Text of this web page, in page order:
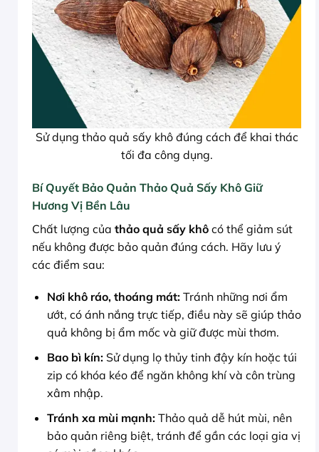
Sử dụng thảo quả sấy khô đúng cách để khai thác
tối đa công dụng.
Bí Quyết Bảo Quản Thảo Quả Sấy Khô Giữ
Hương Vị Bền Lâu
Chất lượng của thảo quả sấy khô có thể giảm sút
nếu không được bảo quản đúng cách. Hãy lưu ý
các điểm sau:
Nơi khô ráo, thoáng mát:Tránh những nơi ẩm
ướt, có ánh nắng trực tiếp, điều này sẽ giúp thảo
quả không bị ẩm mốc và giữ được mùi thơm.
Bao bì kín:Sử dụng lọ thủy tinh đậy kín hoặc túi
zip có khóa kéo để ngăn không khí và côn trùng
xâm nhập.
Tránh xa mùi mạnh:Thảo quả dễ hút mùi, nên
bảo quản riêng biệt, tránh để gần các loại gia vị